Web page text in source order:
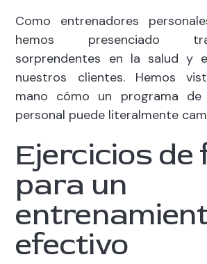
Como entrenadores
hemos presenciado
sorprendentes en la salud y
nuestros clientes. Hemos
mano cómo un programa de
personal puede literalmente
Ejercicios de
para un
efectivo